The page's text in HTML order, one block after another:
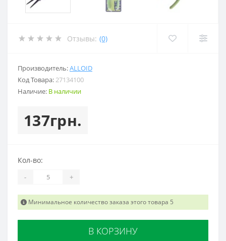
Отзывы: (0)
Производитель:ALLOID
Код Товара:27134100
Наличие: В наличии
137грн.
Кол-во:
- +
Минимальное количество заказа этого товара 5
В КОРЗИНУ